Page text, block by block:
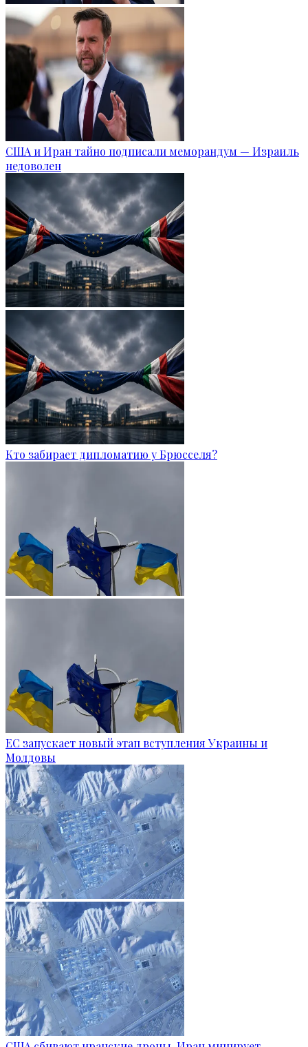
США и Иран тайно подписали меморандум — Израиль
недоволен
Кто забирает дипломатию у Брюсселя?
ЕС запускает новый этап вступления Украины и
Молдовы